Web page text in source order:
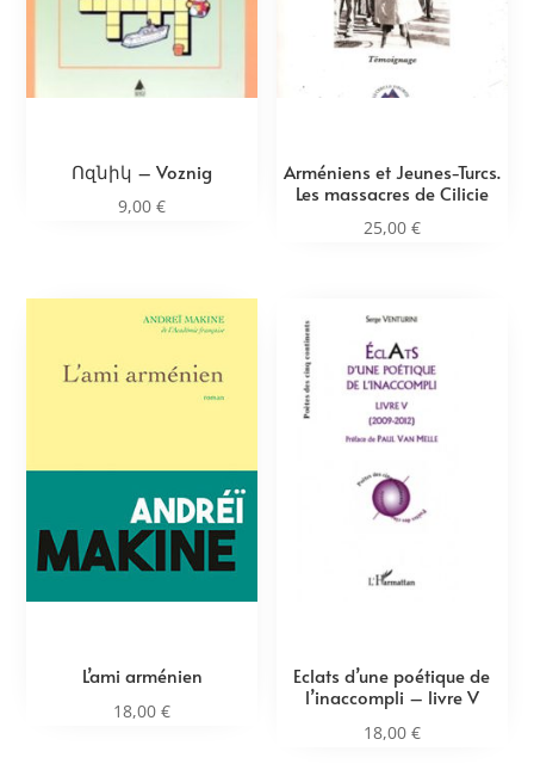
Ոզնիկ – Voznig
9,00€
Arméniens et Jeunes-Turcs.
Les massacres de Cilicie
25,00 €
L’ami arménien
18,00€
Eclats d’une poétique de
l’inaccompli – livre V
18,00 €